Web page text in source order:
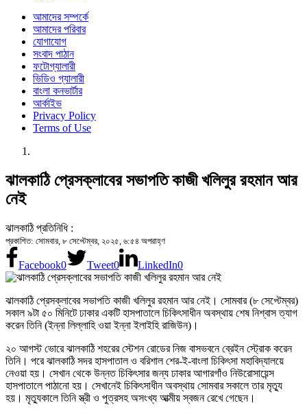
আমাদের সম্পর্কে
আমাদের পরিবার
যোগাযোগ
সংবাদ পাঠান
ফটোগ্যালারী
ভিডিও গ্যালারী
বাংলা কনভার্টার
আর্কাইভ
Privacy Policy
Terms of Use
ঝালকাঠি প্রেসক্লাবের সভাপতি কাজী খলিলুর রহমান আর
নেই
ঝালকাঠি প্রতিনিধি :
প্রকাশিত: সোমবার, ৮ সেপ্টেম্বর, ২০২৫, ৬:৫৪ অপরাহ্ণ
Facebook0 Tweet0 LinkedIn0
ঝালকাঠি প্রেসক্লাবের সভাপতি কাজী খলিলুর রহমান আর নেই। সোমবার (৮ সেপ্টেম্বর)
সকাল ৯টা ৫০ মিনিটে ঢাকার একটি হাসপাতালে চিকিৎসাধীন অবস্থায় শেষ নিশ্বাস ত্যাগ
করেন তিনি (ইন্না লিল্লাহি ওয়া ইন্না ইলাইহি রাজিউন)।
২০ আগস্ট ভোরে ঝালকাঠি শহরের স্টেশন রোডের নিজ বাসভবনে ব্রেইন স্ট্রোক করেন
তিনি। পরে ঝালকাঠি সদর হাসপাতাল ও বরিশাল শের-ই-বাংলা চিকিৎসা মহাবিদ্যালয়ে
নেওয়া হয়। সেখান থেকে উন্নত চিকিৎসার জন্য ঢাকার আগারগাঁও নিউরোসায়েন্স
হাসপাতালে পাঠানো হয়। সেখানেই চিকিৎসাধীন অবস্থায় সোমবার সকালে তার মৃত্যু
হয়। মৃত্যুকালে তিনি স্ত্রী ও পুত্রসহ অসংখ্য আত্মীয় স্বজন রেখে গেছেন।